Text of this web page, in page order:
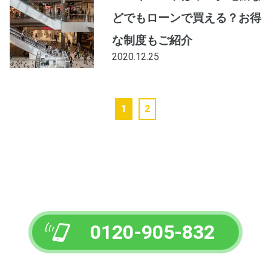
どでもローンで買える？お得
な制度もご紹介
2020.12.25
1 2
0120-905-832